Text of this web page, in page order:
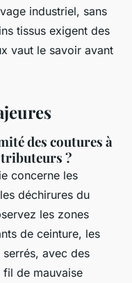
industriel, sans
tissus exigent des
vaut le savoir avant
des coutures à
?
concerne les
déchirures du
les zones
de ceinture, les
avec des
de mauvaise